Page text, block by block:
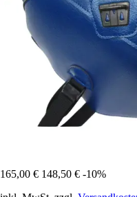
165,00 € 148,50 € -10%